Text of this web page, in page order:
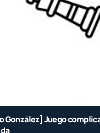
González] Juego